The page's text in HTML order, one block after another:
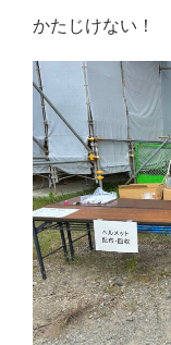
かたじけない！